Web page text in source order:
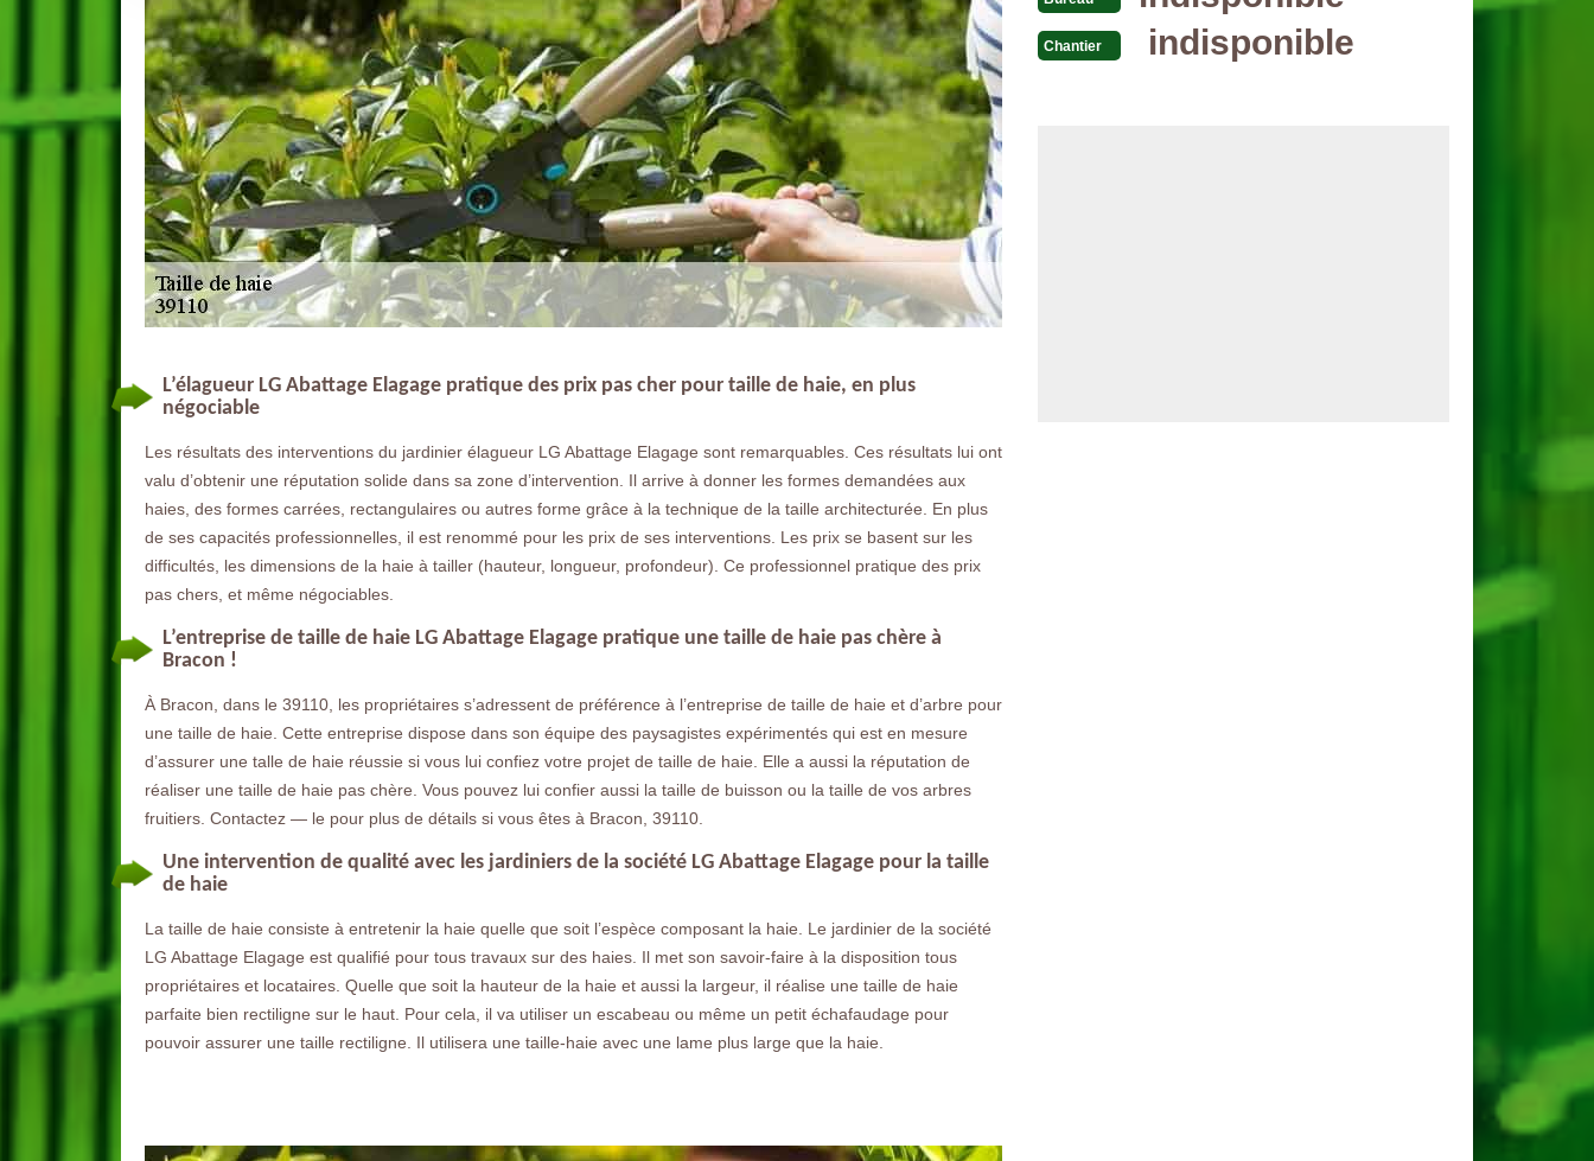
L’élagueur LG Abattage Elagage pratique des prix pas cher pour taille de haie, en plus
négociable
Les résultats des interventions du jardinier élagueur LG Abattage Elagage sont remarquables. Ces résultats lui ont
valu d’obtenir une réputation solide dans sa zone d’intervention. Il arrive à donner les formes demandées aux
haies, des formes carrées, rectangulaires ou autres forme grâce à la technique de la taille architecturée. En plus
de ses capacités professionnelles, il est renommé pour les prix de ses interventions. Les prix se basent sur les
difficultés, les dimensions de la haie à tailler (hauteur, longueur, profondeur). Ce professionnel pratique des prix
pas chers, et même négociables.
L’entreprise de taille de haie LG Abattage Elagage pratique une taille de haie pas chère à
Bracon !
À Bracon, dans le 39110, les propriétaires s’adressent de préférence à l’entreprise de taille de haie et d’arbre pour
une taille de haie. Cette entreprise dispose dans son équipe des paysagistes expérimentés qui est en mesure
d’assurer une talle de haie réussie si vous lui confiez votre projet de taille de haie. Elle a aussi la réputation de
réaliser une taille de haie pas chère. Vous pouvez lui confier aussi la taille de buisson ou la taille de vos arbres
fruitiers. Contactez — le pour plus de détails si vous êtes à Bracon, 39110.
Une intervention de qualité avec les jardiniers de la société LG Abattage Elagage pour la taille
de haie
La taille de haie consiste à entretenir la haie quelle que soit l’espèce composant la haie. Le jardinier de la société
LG Abattage Elagage est qualifié pour tous travaux sur des haies. Il met son savoir-faire à la disposition tous
propriétaires et locataires. Quelle que soit la hauteur de la haie et aussi la largeur, il réalise une taille de haie
parfaite bien rectiligne sur le haut. Pour cela, il va utiliser un escabeau ou même un petit échafaudage pour
pouvoir assurer une taille rectiligne. Il utilisera une taille-haie avec une lame plus large que la haie.
Chantier indisponible